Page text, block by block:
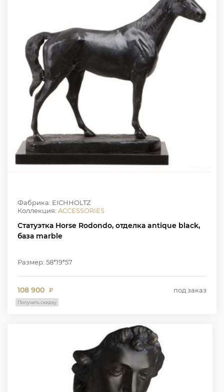
Фабрика: EICHHOLTZ
Коллекция: ACCESSORIES
Статуэтка Horse Rodondo, отделка antique black,
база marble
Размер: 58*19*57
108 900 ₽ под заказ
Получить скидку